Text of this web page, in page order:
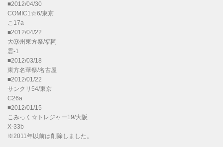
■2012/04/30
COMIC1☆6/東京
こ17a
■2012/04/22
大⑨州東方祭/福岡
霊-1
■2012/03/18
東方名華祭/名古屋
■2012/01/22
サンクリ54/東京
C26a
■2012/01/15
こみっく☆トレジャー19/大阪
X-33b
※2011年以前は削除しました。